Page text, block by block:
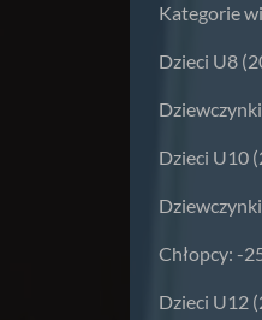
Kategorie
Dzieci U8
Dzieci U10
Chłopcy: -
Dzieci U12